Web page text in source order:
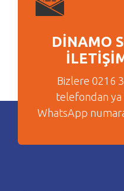
DİNAMO
Bizlere 0216
telefondan ya
WhatsApp